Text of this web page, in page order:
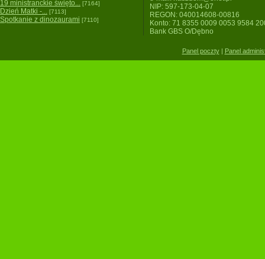
19 ministranckie święto... [7164]
Dzień Matki -... [7113]
Spotkanie z dinozaurami [7110]
NIP: 597-173-04-07
REGON: 040014608-00816
Konto: 71 8355 0009 0053 9584
Bank GBS O/Dębno
Panel poczty| Panel